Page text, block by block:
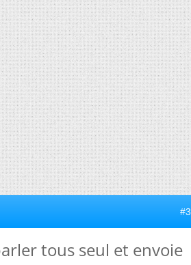
#3
tous seul et envoie